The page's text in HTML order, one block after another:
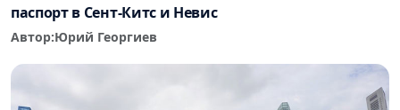
паспорт в Сент-Китс и Невис
Автор:Юрий Георгиев